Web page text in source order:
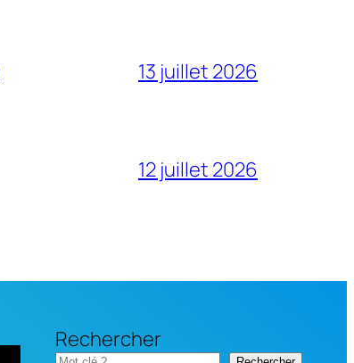
13 juillet 2026
12 juillet 2026
Rechercher